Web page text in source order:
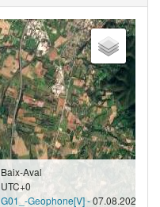
Baix-Aval
UTC+0
G01_-Geophone[V] -07.08.2026